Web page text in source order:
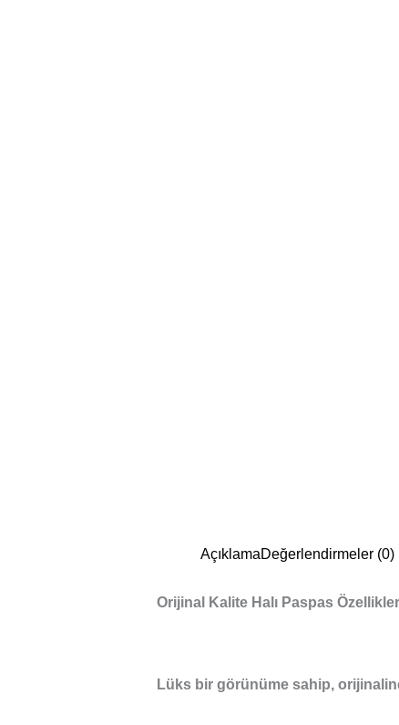
AçıklamaDeğerlendirmeler (0)
Orijinal Kalite Halı Paspas
Lüks bir görünüme sahip,